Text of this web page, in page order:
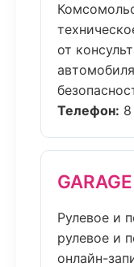
от
Телефон:
Рулевое и
рулевое и
онлайн-